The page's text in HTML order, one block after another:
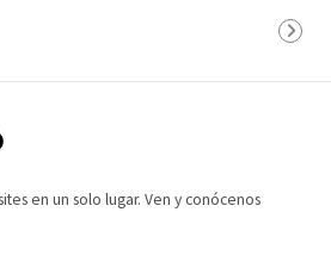
en un solo lugar. Ven y conócenos